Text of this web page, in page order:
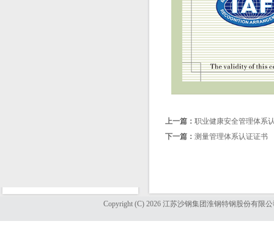
上一篇： 职业健康安全管理体系
下一篇： 测量管理体系认证证书
Copyright (C) 2026 江苏沙钢集团淮钢特钢股份有限